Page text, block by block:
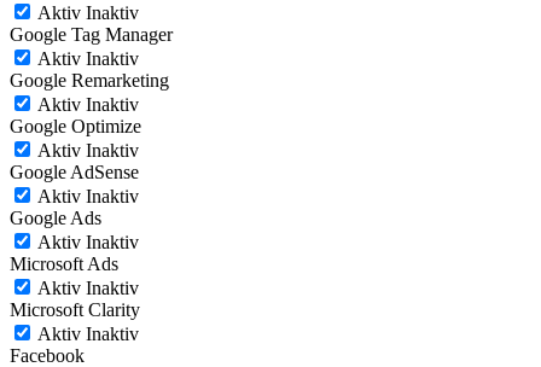
Aktiv Inaktiv
Google Tag Manager
Aktiv Inaktiv
Google Remarketing
Aktiv Inaktiv
Google Optimize
Aktiv Inaktiv
Google AdSense
Aktiv Inaktiv
Google Ads
Aktiv Inaktiv
Microsoft Ads
Aktiv Inaktiv
Microsoft Clarity
Aktiv Inaktiv
Facebook